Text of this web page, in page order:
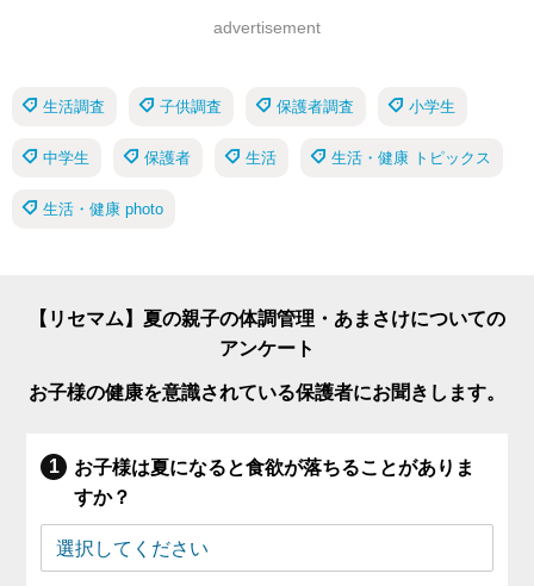
advertisement
生活調査 子供調査 保護者調査 小学生
中学生 保護者 生活 生活・健康 トピックス
生活・健康 photo
【リセマム】夏の親子の体調管理・あまさけについての
アンケート
お子様の健康を意識されている保護者にお聞きします。
お子様は夏になると食欲が落ちることがありま
すか？